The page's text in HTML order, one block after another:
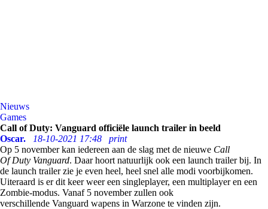
Nieuws
Games
Call of Duty: Vanguard officiële launch trailer in beeld
Oscar.
18-10-2021 17:48
print
Op 5 november kan iedereen aan de slag met de nieuwe Call
OfDuty Vanguard. Daar hoort natuurlijk ook een launch trailer bij. In
de launch trailer zie je even heel, heel snel alle modi voorbijkomen.
Uiteraard is er dit keer weer een singleplayer, een multiplayeren een
Zombie-modus. Vanaf 5 november zullen ook
verschillende Vanguard wapens in Warzone te vinden zijn.